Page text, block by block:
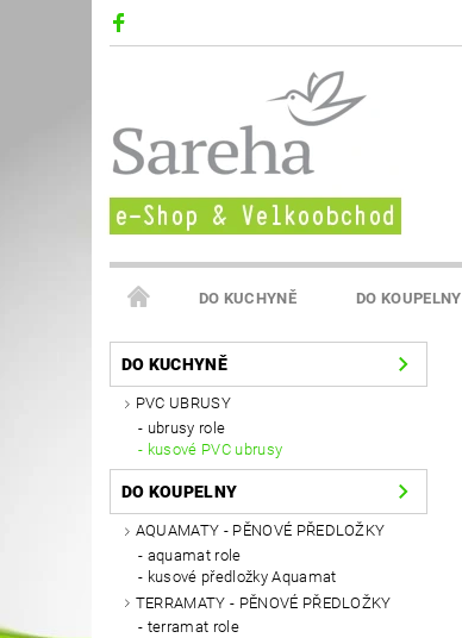
DO KUCHYNĚ DO KOUPELNY
VELKOOBCHOD SAREHA
DO KUCHYNĚ
PVC UBRUSY
ubrusy role
kusové PVC ubrusy
DO KOUPELNY
AQUAMATY - PĚNOVÉ PŘEDLOŽKY
aquamat role
kusové předložky Aquamat
TERRAMATY - PĚNOVÉ PŘEDLOŽKY
terramat role